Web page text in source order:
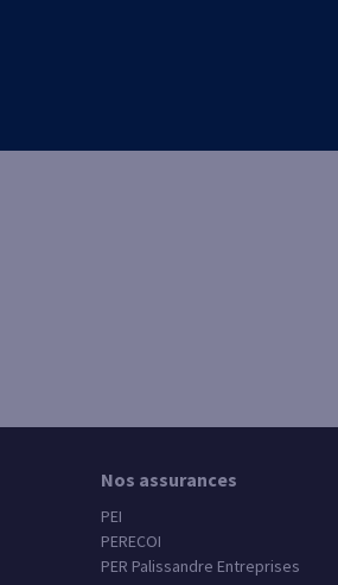
Nos assurances
PEI
PERECOI
PER Palissandre Entreprises